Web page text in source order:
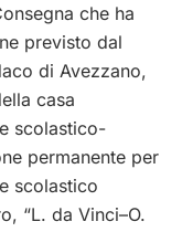
che ha
previsto dal
di Avezzano,
casa
scolastico-
permanente per
scolastico
“L. da Vinci–O.